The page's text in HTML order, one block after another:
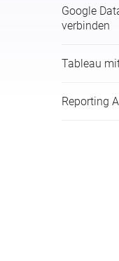
Google
verbinden
Tableau
Reporting